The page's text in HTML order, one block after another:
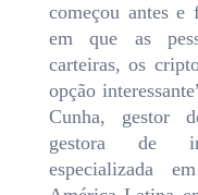
começou antes
em que as
carteiras, os
opção
Cunha, gestor
gestora de
especializada